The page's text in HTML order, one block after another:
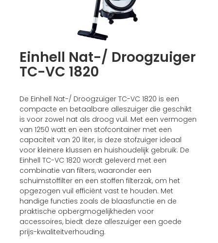
Einhell Nat-/ Droogzuiger
TC-VC 1820
De Einhell Nat-/ Droogzuiger TC-VC 1820 is een
compacte en betaalbare alleszuiger die geschikt
is voor zowel nat als droog vuil. Met een vermogen
van 1250 watt en een stofcontainer met een
capaciteit van 20 liter, is deze stofzuiger ideaal
voor kleinere klussen en huishoudelijk gebruik. De
Einhell TC-VC 1820 wordt geleverd met een
combinatie van filters, waaronder een
schuimstoffilter en een stoffen filterzak, om het
opgezogen vuil efficiënt vast te houden. Met
handige functies zoals de blaasfunctie en de
praktische opbergmogelijkheden voor
accessoires, biedt deze alleszuiger een goede
prijs-kwaliteitverhouding.